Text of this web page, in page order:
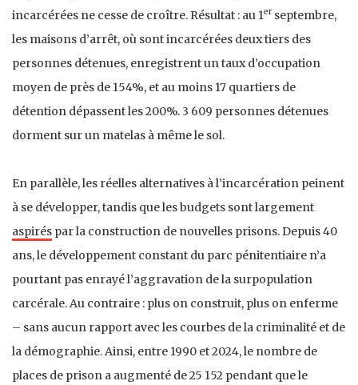
incarcérées ne cesse de croître. Résultat : au 1erseptembre,
les maisons d’arrêt, où sont incarcérées deux tiers des
personnes détenues, enregistrent un taux d’occupation
moyen de près de 154%, et au moins 17 quartiers de
détention dépassent les 200%. 3 609 personnes détenues
dorment sur un matelas à même le sol.
En parallèle, les réelles alternatives à l’incarcération peinent
à se développer, tandis que les budgets sont largement
aspirés par la construction de nouvelles prisons. Depuis 40
ans, le développement constant du parc pénitentiaire n’a
pourtant pas enrayé l’aggravation de la surpopulation
carcérale. Au contraire : plus on construit, plus on enferme
– sans aucun rapport avec les courbes de la criminalité et de
la démographie. Ainsi, entre 1990 et 2024, le nombre de
places de prison a augmenté de 25 152 pendant que le